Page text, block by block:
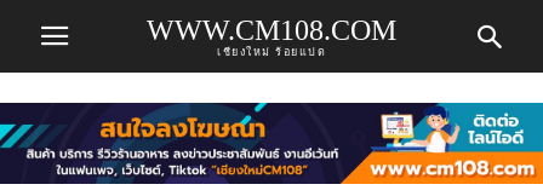
WWW.CM108.COM
เชียงใหม่ ร้อยแปด